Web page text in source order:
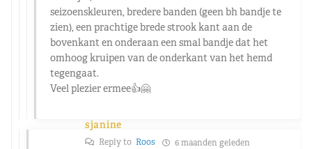
seizoenskleuren, bredere banden (geen bh bandje te
zien), een prachtige brede strook kant aan de
bovenkant en onderaan een smal bandje dat het
omhoog kruipen van de onderkant van het hemd
tegengaat.
Veel plezier ermee👍🤗
sjanine
Reply to Roos 6 maanden geleden